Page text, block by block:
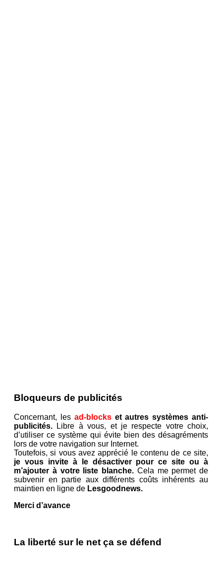
Bloqueurs de publicités
Concernant, les ad-blockset autres systèmes anti-
publicités. Libre à vous, et je respecte votre choix,
d’utiliser ce système qui évite bien des désagréments
lors de votre navigation sur Internet.
Toutefois, si vous avez apprécié le contenu de ce site,
je vous invite à le désactiver pour ce site ou à
m’ajouter à votre liste blanche. Cela me permet de
subvenir en partie aux différents coûts inhérents au
maintien en ligne de Lesgoodnews.
Merci d’avance
La liberté sur le net ça se défend